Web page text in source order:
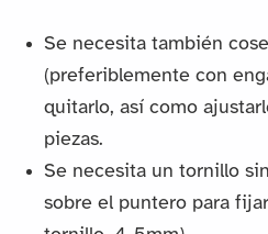
Se necesita también
(preferiblemente con
quitarlo, así como
piezas.
Se necesita un tornillo
sobre el puntero para